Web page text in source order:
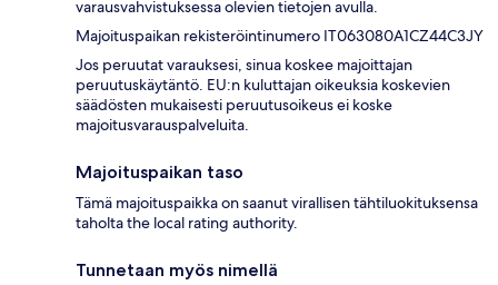
varausvahvistuksessa olevien tietojen avulla.
Majoituspaikan rekisteröintinumero IT063080A1CZ44C3JY
Jos peruutat varauksesi, sinua koskee majoittajan
peruutuskäytäntö. EU:n kuluttajan oikeuksia koskevien
säädösten mukaisesti peruutusoikeus ei koske
majoitusvarauspalveluita.
Majoituspaikan taso
Tämä majoituspaikka on saanut virallisen tähtiluokituksensa
taholta the local rating authority.
Tunnetaan myös nimellä